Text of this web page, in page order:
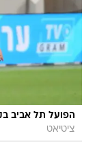
הפועל תל אביב
ציטיאט